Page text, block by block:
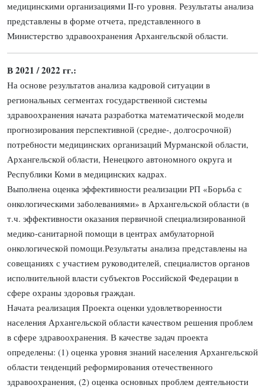
медицинскими организациями II-го уровня. Результаты анализа
представлены в форме отчета, представленного в
Министерство здравоохранения Архангельской области.
В 2021 / 2022 гг.:
На основе результатов анализа кадровой ситуации в
региональных сегментах государственной системы
здравоохранения начата разработка математической модели
прогнозирования перспективной (средне-, долгосрочной)
потребности медицинских организаций Мурманской области,
Архангельской области, Ненецкого автономного округа и
Республики Коми в медицинских кадрах.
Выполнена оценка эффективности реализации РП «Борьба с
онкологическими заболеваниями» в Архангельской области (в
т.ч. эффективности оказания первичной специализированной
медико-санитарной помощи в центрах амбулаторной
онкологической помощи.Результаты анализа представлены на
совещаниях с участием руководителей, специалистов органов
исполнительной власти субъектов Российской Федерации в
сфере охраны здоровья граждан.
Начата реализация Проекта оценки удовлетворенности
населения Архангельской области качеством решения проблем
в сфере здравоохранения. В качестве задач проекта
определены: (1) оценка уровня знаний населения Архангельской
области тенденций реформирования отечественного
здравоохранения, (2) оценка основных проблем деятельности